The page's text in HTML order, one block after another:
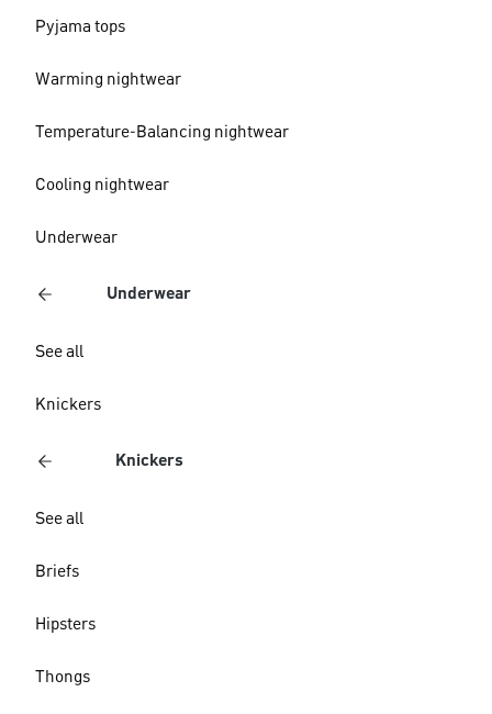
Pyjama tops
Warming nightwear
Temperature-Balancing nightwear
Cooling nightwear
Underwear
Underwear
See all
Knickers
Knickers
See all
Briefs
Hipsters
Thongs